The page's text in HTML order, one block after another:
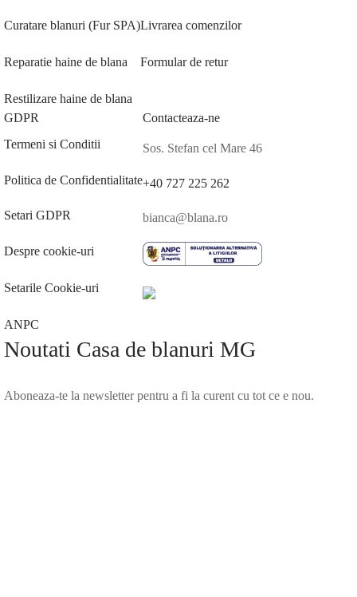
Curatare blanuri (Fur SPA)
Reparatie haine de blana
Restilizare haine de blana
Livrarea comenzilor
Formular de retur
GDPR
Termeni si Conditii
Politica de Confidentialitate
Setari GDPR
Despre cookie-uri
Setarile Cookie-uri
ANPC
Contacteaza-ne
Sos. Stefan cel Mare 46
+40 727 225 262
bianca@blana.ro
Noutati Casa de blanuri MG
Aboneaza-te la newsletter pentru a fi la curent cu tot ce e nou.